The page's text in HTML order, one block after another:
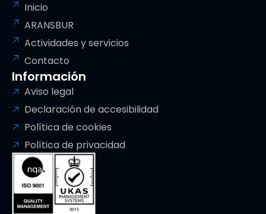
Inicio
ARANSBUR
Actividades y servicios
Contacto
Información
Aviso legal
Declaración de accesibilidad
Política de cookies
Política de privacidad